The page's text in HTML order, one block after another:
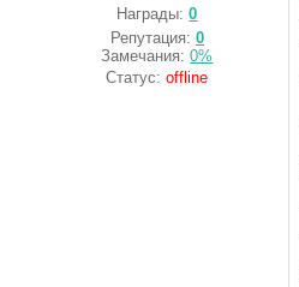
Награды:0
Репутация: 0
Замечания:0%
Статус:offline